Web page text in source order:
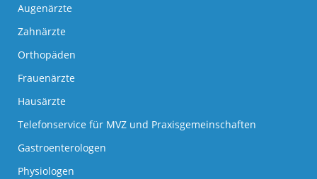
Augenärzte
Zahnärzte
Orthopäden
Frauenärzte
Hausärzte
Telefonservice für MVZ und Praxisgemeinschaften
Gastroenterologen
Physiologen